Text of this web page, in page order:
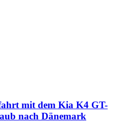
mit dem Kia K4 GT-
nach Dänemark